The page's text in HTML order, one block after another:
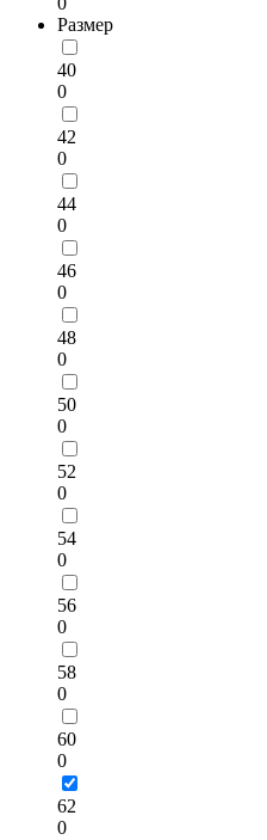
Размер
40
0
42
0
44
0
46
0
48
0
50
0
52
0
54
0
56
0
58
0
60
0
62
0